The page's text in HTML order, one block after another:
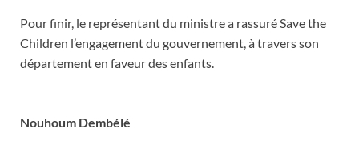
Pour finir, le représentant du ministre a rassuré Save the
Children l’engagement du gouvernement, à travers son
département en faveur des enfants.
Nouhoum Dembélé